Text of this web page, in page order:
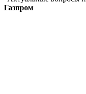
Газпром